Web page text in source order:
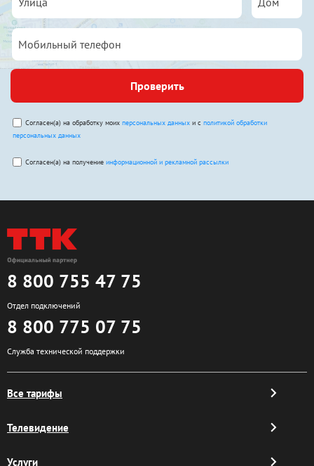
Проверить
Согласен(а) на обработку моих персональных данных и с политикой обработки
персональных данных
Согласен(а) на получение информационной и рекламной рассылки
8 800 755 47 75
Отдел подключений
8 800 775 07 75
Служба технической поддержки
Все тарифы
Телевидение
Услуги